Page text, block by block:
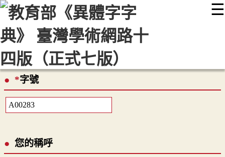
☰
::: 最新消息 常見問題 編輯說明
顯示模式
網站導覽
*字號
您的稱呼